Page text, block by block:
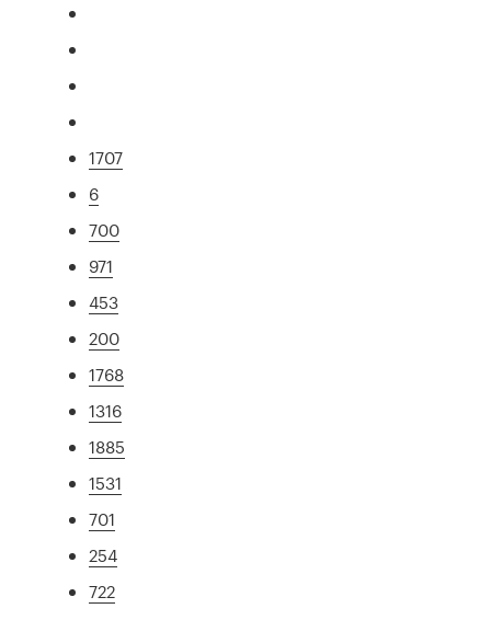
1707
6
700
971
453
200
1768
1316
1885
1531
701
254
722